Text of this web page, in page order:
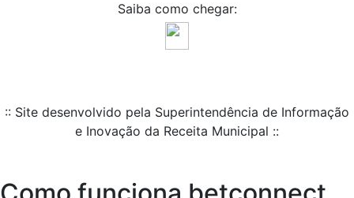
Saiba como chegar:
:: Site desenvolvido pela Superintendência de Informação
e Inovação da Receita Municipal ::